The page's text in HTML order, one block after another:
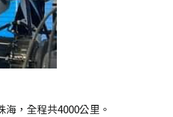
，全程共4000公里。